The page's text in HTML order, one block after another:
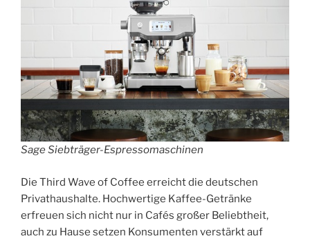
Sage Siebträger-Espressomaschinen
Die Third Wave of Coffee erreicht die deutschen
Privathaushalte. Hochwertige Kaffee-Getränke
erfreuen sich nicht nur in Cafés großer Beliebtheit,
auch zu Hause setzen Konsumenten verstärkt auf